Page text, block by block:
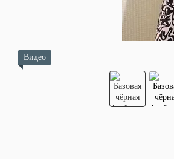
Видео